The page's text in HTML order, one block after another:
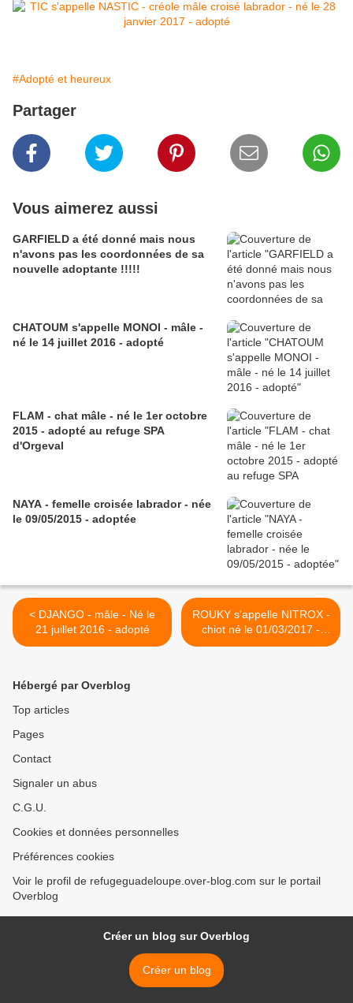
#Adopté et heureux
Partager
Vous aimerez aussi
GARFIELD a été donné mais nous
n'avons pas les coordonnées de sa
nouvelle adoptante !!!!!
CHATOUM s'appelle MONOI - mâle -
né le 14 juillet 2016 - adopté
FLAM - chat mâle - né le 1er octobre
2015 - adopté au refuge SPA
d'Orgeval
NAYA - femelle croisée labrador - née
le 09/05/2015 - adoptée
< DJANGO - mâle - Né le
21 juillet 2016 - adopté
ROUKY s'appelle NITROX -
chiot né le 01/03/2017 -
adopté >
Hébergé par Overblog
Top articles
Pages
Contact
Signaler un abus
C.G.U.
Cookies et données personnelles
Préférences cookies
Voir le profil de refugeguadeloupe.over-blog.com sur le portail
Overblog
Créer un blog sur Overblog
Créer un blog